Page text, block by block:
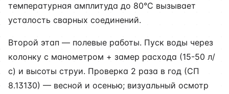
температурная амплитуда до 80°C вызывает
усталость сварных соединений.
Второй этап — полевые работы. Пуск воды через
колонку с манометром + замер расхода (15-50 л/
с) и высоты струи. Проверка 2 раза в год (СП
8.13130) — весной и осенью; визуальный осмотр